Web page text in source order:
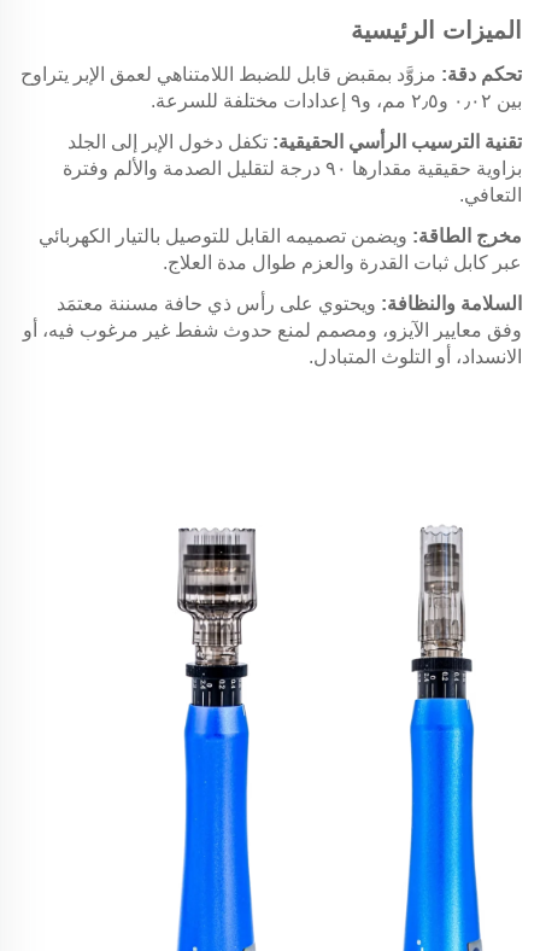
الميزات الرئيسية
تحكم دقة: مزوَّد بمقبض قابل للضبط اللامتناهي لعمق الإبر يتراوح
بين ٠٫٠٢ و٢٫٥ مم، و٩ إعدادات مختلفة للسرعة.
تقنية الترسيب الرأسي الحقيقية: تكفل دخول الإبر إلى الجلد
بزاوية حقيقية مقدارها ٩٠ درجة لتقليل الصدمة والألم وفترة
التعافي.
مخرج الطاقة: ويضمن تصميمه القابل للتوصيل بالتيار الكهربائي
عبر كابل ثبات القدرة والعزم طوال مدة العلاج.
السلامة والنظافة: ويحتوي على رأس ذي حافة مسننة معتمَد
وفق معايير الآيزو، ومصمم لمنع حدوث شفط غير مرغوب فيه، أو
الانسداد، أو التلوث المتبادل.